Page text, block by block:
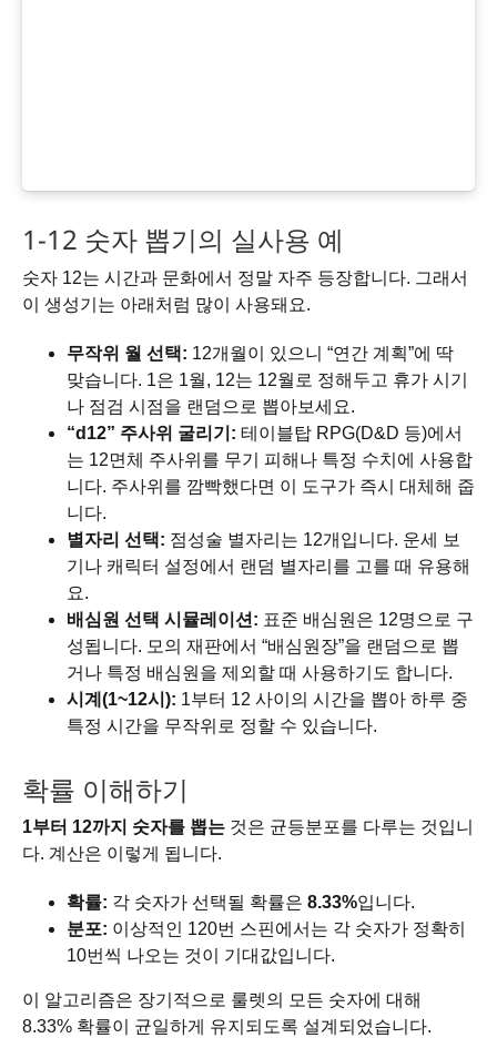
1-12 숫자 뽑기의 실사용 예
숫자 12는 시간과 문화에서 정말 자주 등장합니다. 그래서
이 생성기는 아래처럼 많이 사용돼요.
무작위 월 선택: 12개월이 있으니 “연간 계획”에 딱
맞습니다. 1은 1월, 12는 12월로 정해두고 휴가 시기
나 점검 시점을 랜덤으로 뽑아보세요.
“d12” 주사위 굴리기: 테이블탑 RPG(D&D 등)에서
는 12면체 주사위를 무기 피해나 특정 수치에 사용합
니다. 주사위를 깜빡했다면 이 도구가 즉시 대체해 줍
니다.
별자리 선택: 점성술 별자리는 12개입니다. 운세 보
기나 캐릭터 설정에서 랜덤 별자리를 고를 때 유용해
요.
배심원 선택 시뮬레이션: 표준 배심원은 12명으로 구
성됩니다. 모의 재판에서 “배심원장”을 랜덤으로 뽑
거나 특정 배심원을 제외할 때 사용하기도 합니다.
시계(1~12시): 1부터 12 사이의 시간을 뽑아 하루 중
특정 시간을 무작위로 정할 수 있습니다.
확률 이해하기
1부터 12까지 숫자를 뽑는 것은 균등분포를 다루는 것입니
다. 계산은 이렇게 됩니다.
확률: 각 숫자가 선택될 확률은 8.33%입니다.
분포: 이상적인 120번 스핀에서는 각 숫자가 정확히
10번씩 나오는 것이 기대값입니다.
이 알고리즘은 장기적으로 룰렛의 모든 숫자에 대해
8.33% 확률이 균일하게 유지되도록 설계되었습니다.